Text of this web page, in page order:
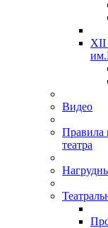
XII
Видео
Правила
театра